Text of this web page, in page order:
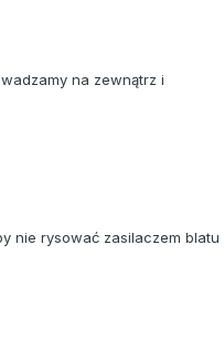
na zewnątrz i
nie rysować zasilaczem blatu